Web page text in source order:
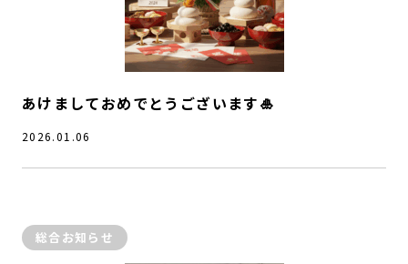
あけましておめでとうございます🎍
2026.01.06
総合お知らせ